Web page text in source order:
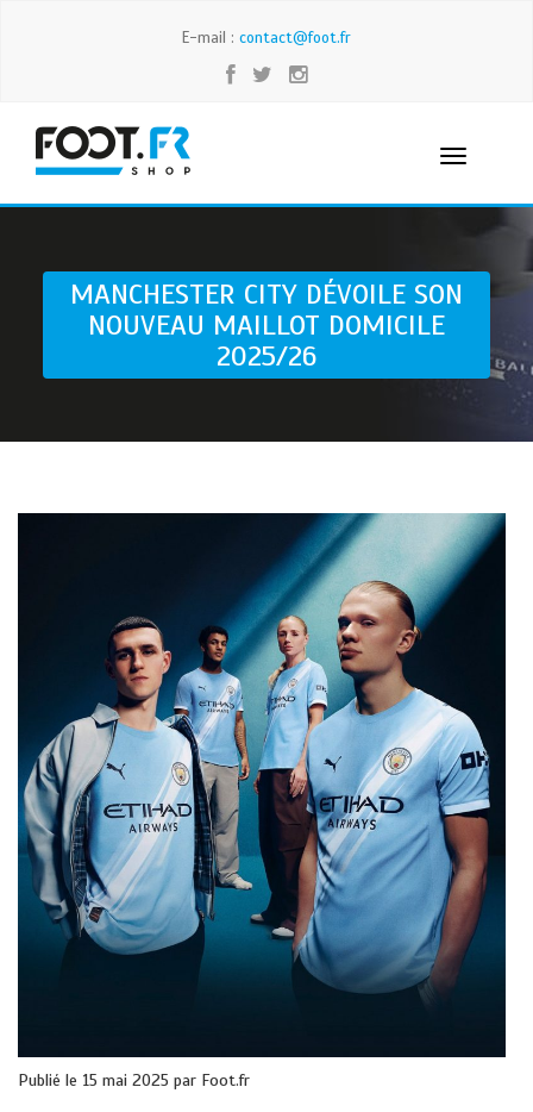
E-mail : contact@foot.fr
MANCHESTER CITY DÉVOILE SON
NOUVEAU MAILLOT DOMICILE
2025/26
Publié le 15 mai 2025 par Foot.fr